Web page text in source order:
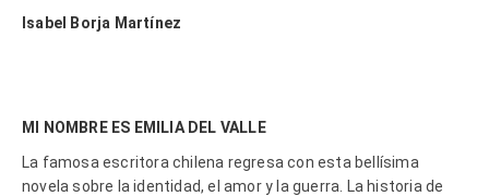
Isabel Borja Martínez
MI NOMBRE ES EMILIA DEL VALLE
La famosa escritora chilena regresa con esta bellísima
novela sobre la identidad, el amor y la guerra. La historia de